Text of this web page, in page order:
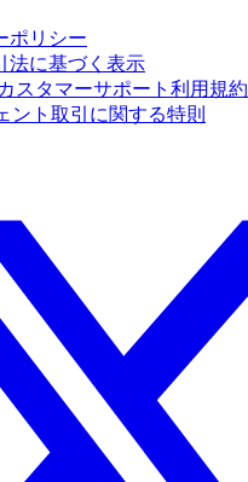
ポリシー
法に基づく表示
スタマーサポート利用規約
ント取引に関する特則